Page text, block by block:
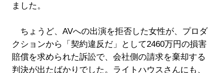
ました。
ちょうど、AVへの出演を拒否した女性が、プロダ
クションから「契約違反だ」として2460万円の損害
賠償を求められた訴訟で、会社側の請求を棄却する
判決が出たばかりでした。ライトハウスさんにも、